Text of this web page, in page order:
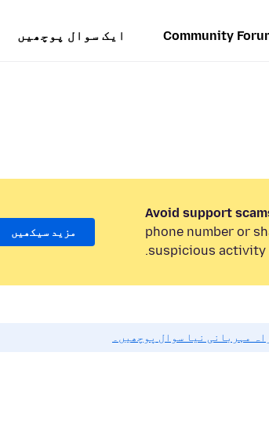
Community ایک سوال پوچھیں
Avoid support
phone number or
suspicious activity
مزید سیکھیں
مہربانی نیا سوال پوچھیں۔